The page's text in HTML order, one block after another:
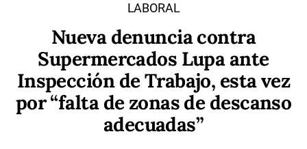
LABORAL
Nueva denuncia contra
Supermercados Lupa ante
Inspección de Trabajo, esta vez
por “falta de zonas de descanso
adecuadas”